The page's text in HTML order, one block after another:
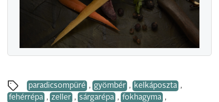
paradicsompüré , gyömbér , kelkáposzta ,
fehérrépa , zeller , sárgarépa , fokhagyma ,